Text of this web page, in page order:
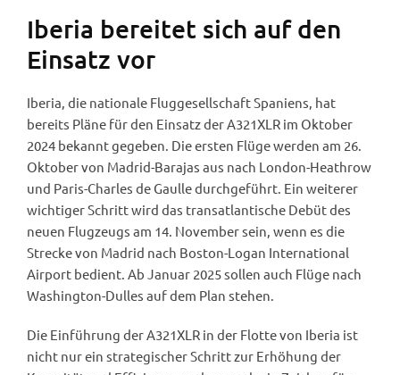
Iberia bereitet sich auf den
Einsatz vor
Iberia, die nationale Fluggesellschaft Spaniens, hat
bereits Pläne für den Einsatz der A321XLR im Oktober
2024 bekannt gegeben. Die ersten Flüge werden am 26.
Oktober von Madrid-Barajas aus nach London-Heathrow
und Paris-Charles de Gaulle durchgeführt. Ein weiterer
wichtiger Schritt wird das transatlantische Debüt des
neuen Flugzeugs am 14. November sein, wenn es die
Strecke von Madrid nach Boston-Logan International
Airport bedient. Ab Januar 2025 sollen auch Flüge nach
Washington-Dulles auf dem Plan stehen.
Die Einführung der A321XLR in der Flotte von Iberia ist
nicht nur ein strategischer Schritt zur Erhöhung der